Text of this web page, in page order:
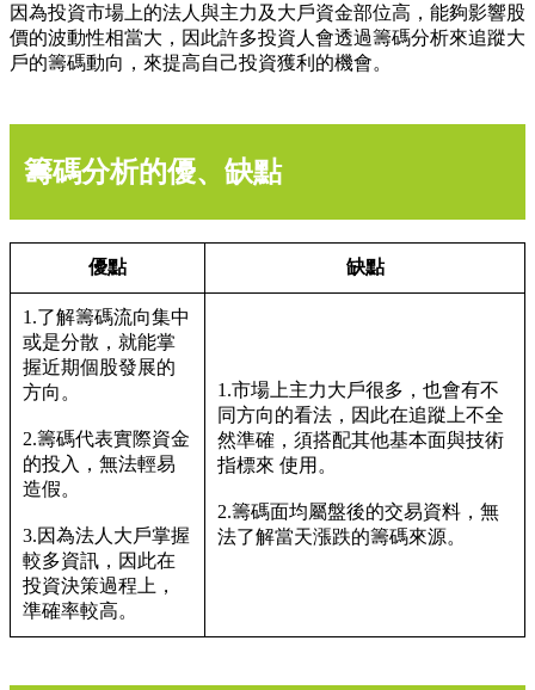
因為投資市場上的法人與主力及大戶資金部位高，能夠影響股
價的波動性相當大，因此許多投資人會透過籌碼分析來追蹤大
戶的籌碼動向，來提高自己投資獲利的機會。
籌碼分析的優、缺點
優點 缺點
1.了解籌碼流向集中
或是分散，就能掌
握近期個股發展的
方向。
2.籌碼代表實際資金
的投入，無法輕易
造假。
3.因為法人大戶掌握
較多資訊，因此在
投資決策過程上，
準確率較高。
1.市場上主力大戶很多，也會有不
同方向的看法，因此在追蹤上不全
然準確，須搭配其他基本面與技術
指標來 使用。
2.籌碼面均屬盤後的交易資料，無
法了解當天漲跌的籌碼來源。